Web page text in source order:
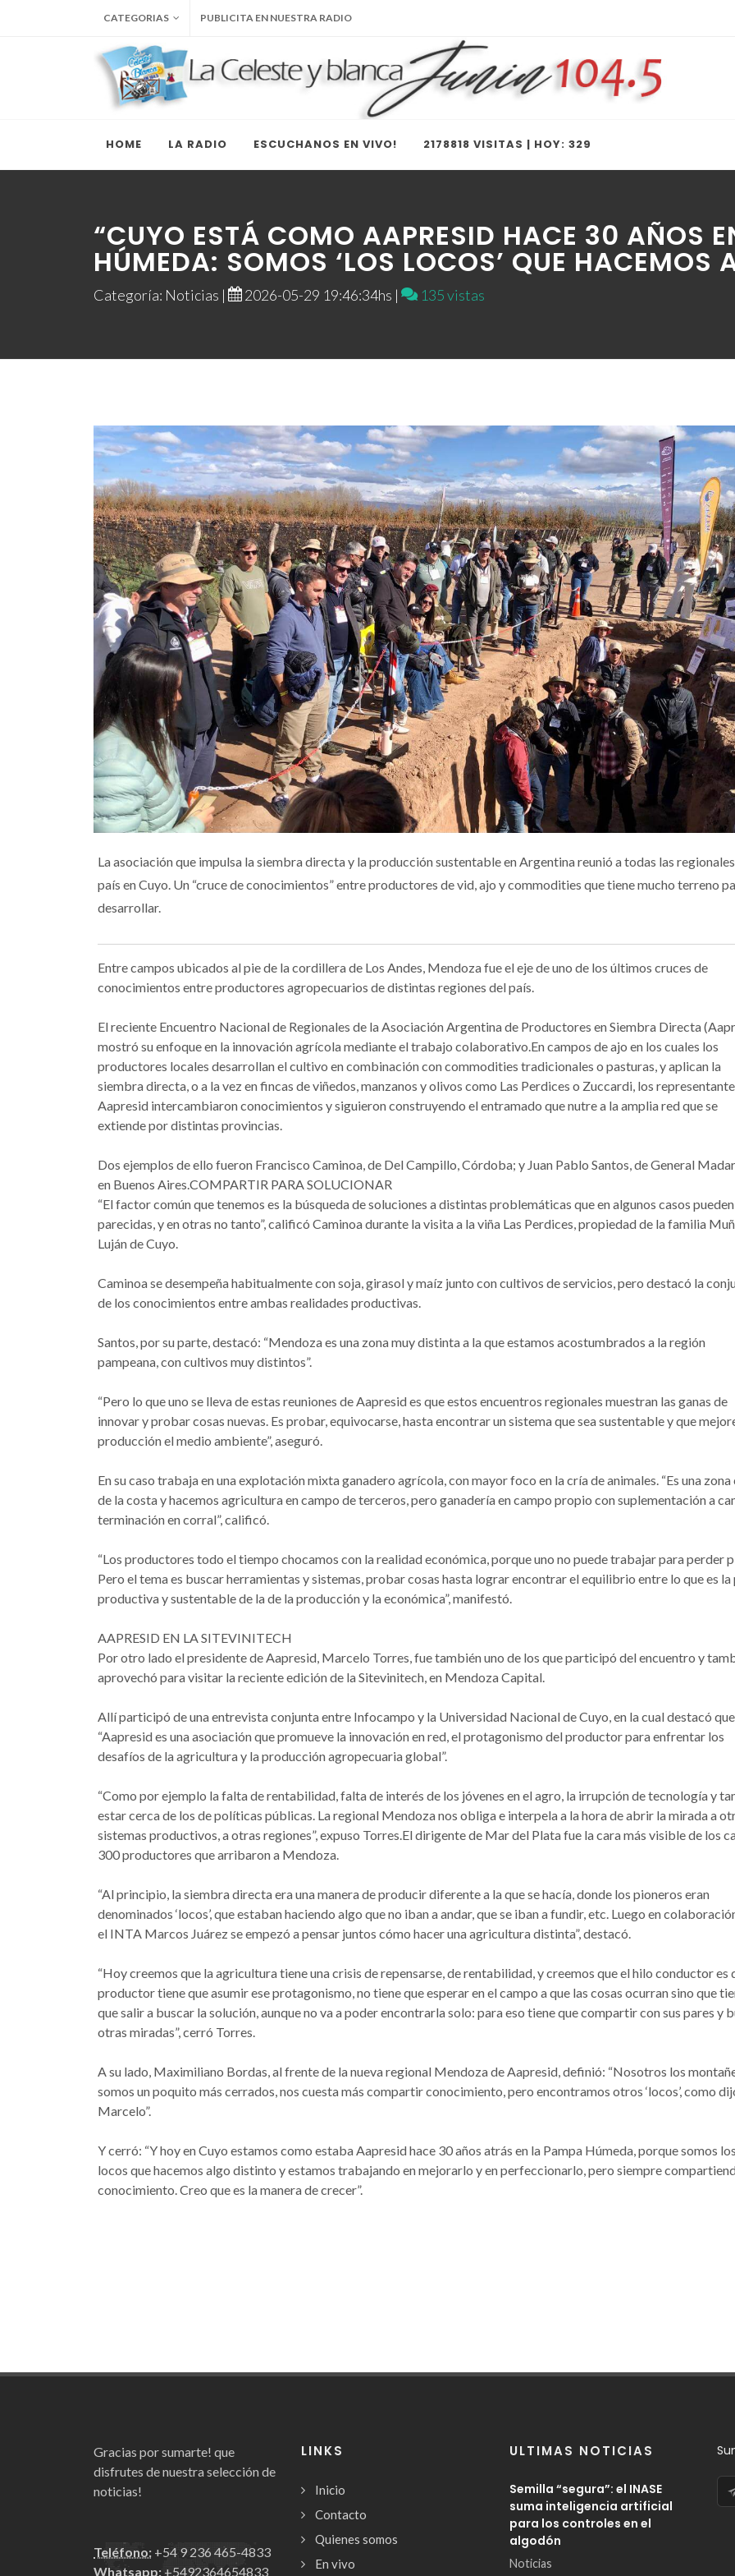
CATEGORIAS PUBLICITA EN NUESTRA RADIO
HOME LA RADIO ESCUCHANOS EN VIVO! 2178818 VISITAS | HOY: 329
“CUYO ESTÁ COMO AAPRESID HACE 30 AÑOS
HÚMEDA: SOMOS ‘LOS LOCOS’ QUE HACEMOS
Categoría: Noticias | 2026-05-29 19:46:34hs | 135 vistas
La asociación que impulsa la siembra directa y la producción sustentable en Argentina reunió a todas las
país en Cuyo. Un “cruce de conocimientos” entre productores de vid, ajo y commodities que tiene mucho terreno
desarrollar.
Entre campos ubicados al pie de la cordillera de Los Andes, Mendoza fue el eje de uno de los últimos cruces de
conocimientos entre productores agropecuarios de distintas regiones del país.
El reciente Encuentro Nacional de Regionales de la Asociación Argentina de Productores en Siembra Directa
mostró su enfoque en la innovación agrícola mediante el trabajo colaborativo.En campos de ajo en los cuales los
productores locales desarrollan el cultivo en combinación con commodities tradicionales o pasturas, y aplican la
siembra directa, o a la vez en fincas de viñedos, manzanos y olivos como Las Perdices o Zuccardi, los
Aapresid intercambiaron conocimientos y siguieron construyendo el entramado que nutre a la amplia red que se
extiende por distintas provincias.
Dos ejemplos de ello fueron Francisco Caminoa, de Del Campillo, Córdoba; y Juan Pablo Santos, de General
en Buenos Aires.COMPARTIR PARA SOLUCIONAR
“El factor común que tenemos es la búsqueda de soluciones a distintas problemáticas que en algunos casos
parecidas, y en otras no tanto”, calificó Caminoa durante la visita a la viña Las Perdices, propiedad de la familia
Luján de Cuyo.
Caminoa se desempeña habitualmente con soja, girasol y maíz junto con cultivos de servicios, pero destacó la
de los conocimientos entre ambas realidades productivas.
Santos, por su parte, destacó: “Mendoza es una zona muy distinta a la que estamos acostumbrados a la región
pampeana, con cultivos muy distintos”.
“Pero lo que uno se lleva de estas reuniones de Aapresid es que estos encuentros regionales muestran las ganas de
innovar y probar cosas nuevas. Es probar, equivocarse, hasta encontrar un sistema que sea sustentable y que
producción el medio ambiente”, aseguró.
En su caso trabaja en una explotación mixta ganadero agrícola, con mayor foco en la cría de animales. “Es una zona
de la costa y hacemos agricultura en campo de terceros, pero ganadería en campo propio con suplementación a
terminación en corral”, calificó.
“Los productores todo el tiempo chocamos con la realidad económica, porque uno no puede trabajar para perder
Pero el tema es buscar herramientas y sistemas, probar cosas hasta lograr encontrar el equilibrio entre lo que es
productiva y sustentable de la de la producción y la económica”, manifestó.
AAPRESID EN LA SITEVINITECH
Por otro lado el presidente de Aapresid, Marcelo Torres, fue también uno de los que participó del encuentro y
aprovechó para visitar la reciente edición de la Sitevinitech, en Mendoza Capital.
Allí participó de una entrevista conjunta entre Infocampo y la Universidad Nacional de Cuyo, en la cual destacó que
“Aapresid es una asociación que promueve la innovación en red, el protagonismo del productor para enfrentar los
desafíos de la agricultura y la producción agropecuaria global”.
“Como por ejemplo la falta de rentabilidad, falta de interés de los jóvenes en el agro, la irrupción de tecnología y
estar cerca de los de políticas públicas. La regional Mendoza nos obliga e interpela a la hora de abrir la mirada a
sistemas productivos, a otras regiones”, expuso Torres.El dirigente de Mar del Plata fue la cara más visible de los
300 productores que arribaron a Mendoza.
“Al principio, la siembra directa era una manera de producir diferente a la que se hacía, donde los pioneros eran
denominados ‘locos’, que estaban haciendo algo que no iban a andar, que se iban a fundir, etc. Luego en
el INTA Marcos Juárez se empezó a pensar juntos cómo hacer una agricultura distinta”, destacó.
“Hoy creemos que la agricultura tiene una crisis de repensarse, de rentabilidad, y creemos que el hilo conductor es
productor tiene que asumir ese protagonismo, no tiene que esperar en el campo a que las cosas ocurran sino que
que salir a buscar la solución, aunque no va a poder encontrarla solo: para eso tiene que compartir con sus pares y
otras miradas”, cerró Torres.
A su lado, Maximiliano Bordas, al frente de la nueva regional Mendoza de Aapresid, definió: “Nosotros los
somos un poquito más cerrados, nos cuesta más compartir conocimiento, pero encontramos otros ‘locos’, como
Marcelo”.
Y cerró: “Y hoy en Cuyo estamos como estaba Aapresid hace 30 años atrás en la Pampa Húmeda, porque somos los
locos que hacemos algo distinto y estamos trabajando en mejorarlo y en perfeccionarlo, pero siempre
conocimiento. Creo que es la manera de crecer”.
Gracias por sumarte! que
disfrutes de nuestra selección de
noticias!
Teléfono: +54 9 236 465-4833
Whatsapp: +5492364654833
LINKS
Inicio
Contacto
Quienes somos
En vivo
ULTIMAS NOTICIAS
Semilla “segura”: el INASE
suma inteligencia artificial
para los controles en el
algodón
Noticias